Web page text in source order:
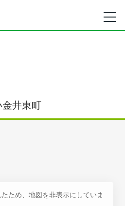
井東町
ため、地図を非表示にしていま